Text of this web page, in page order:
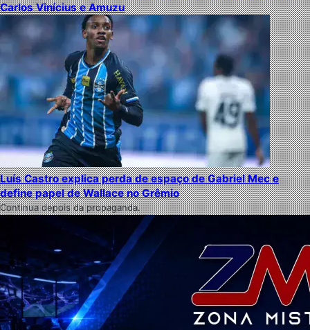
Carlos Vinícius e Amuzu
Luís Castro explica perda de espaço de Gabriel Mec e
define papel de Wallace no Grêmio
Continua depois da propaganda.